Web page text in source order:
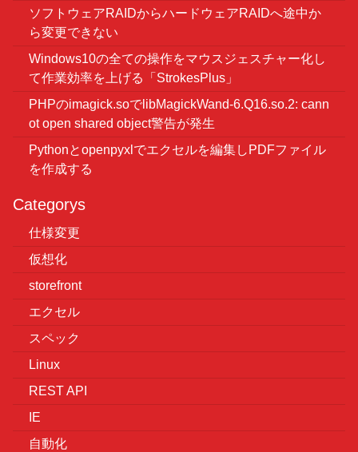
ソフトウェアRAIDからハードウェアRAIDへ途中か
ら変更できない
Windows10の全ての操作をマウスジェスチャー化し
て作業効率を上げる「StrokesPlus」
PHPのimagick.soでlibMagickWand-6.Q16.so.2: cann
ot open shared object警告が発生
Pythonとopenpyxlでエクセルを編集しPDFファイル
を作成する
Categorys
仕様変更
仮想化
storefront
エクセル
スペック
Linux
REST API
IE
自動化